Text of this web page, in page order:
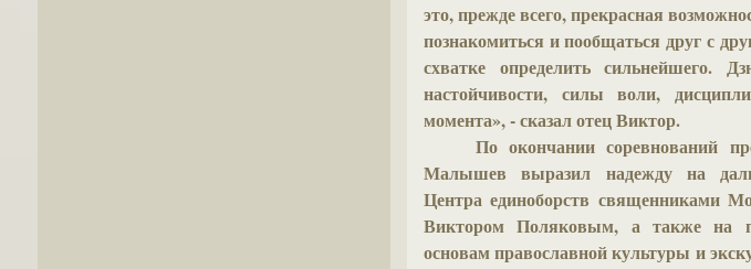
это, прежде всего, прекрасная
познакомиться и пообщаться друг с
схватке определить сильнейшего.
настойчивости, силы воли,
момента», - сказал отец Виктор.
По окончании соревнований
Малышев выразил надежду на
Центра единоборств священниками
Виктором Поляковым, а также на
основам православной культуры и